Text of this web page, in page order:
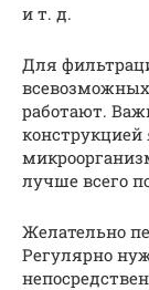
и т. д.
Для
работают.
лучше всего
Желательно
Регулярно